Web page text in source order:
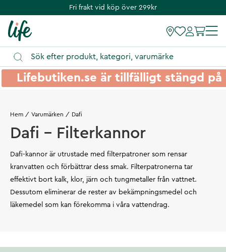
Fri frakt vid köp över 299kr
Lifebutiken.se är tillfälligt stängd
Hem Varumärken Dafi
Dafi - Filterkannor
Dafi-kannor är utrustade med filterpatroner som rensar
kranvatten och förbättrar dess smak. Filterpatronerna tar
effektivt bort kalk, klor, järn och tungmetaller från vattnet.
Dessutom eliminerar de rester av bekämpningsmedel och
läkemedel som kan förekomma i våra vattendrag.